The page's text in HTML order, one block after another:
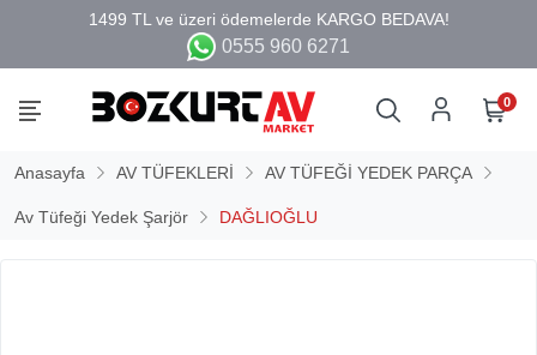
0555 960 6271
0
Anasayfa AV TÜFEKLERİ AV TÜFEĞİ YEDEK PARÇA
Av Tüfeği Yedek Şarjör DAĞLIOĞLU